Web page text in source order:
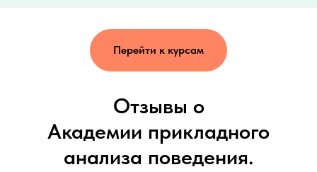
Перейти к курсам
Отзывы о
Академии прикладного
анализа поведения.